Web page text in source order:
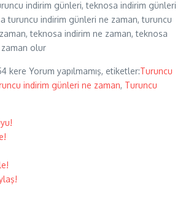
indirim günleri, teknosa indirim günleri
turuncu indirim günleri ne zaman, turuncu
teknosa indirim ne zaman, teknosa
olur
kere Yorum yapılmamış, etiketler:Turuncu
indirim günleri ne zaman, Turuncu